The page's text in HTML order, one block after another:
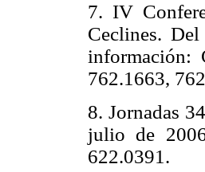
7. IV
Ceclines.
información:
762.1663,
8. Jornadas
julio de
622.0391.